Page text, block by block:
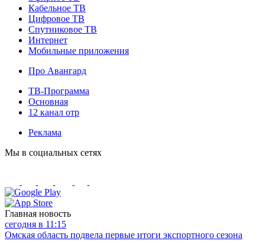
Кабельное ТВ
Цифровое ТВ
Спутниковое ТВ
Интернет
Мобильные приложения
Про Авангард
ТВ-Программа
Основная
12 канал отр
Реклама
Мы в социальных сетях
Главная новость
сегодня в 11:15
Омская область подвела первые итоги экспортного сезона